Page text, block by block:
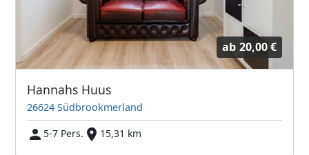
ab 20,00 €
Hannahs Huus
26624 Südbrookmerland
5-7 Pers.
15,31 km